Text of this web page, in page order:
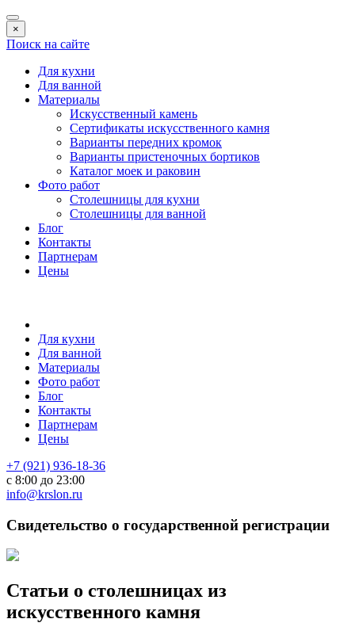
×
Поиск на сайте
Для кухни
Для ванной
Материалы
Искусственный камень
Сертификаты искусственного камня
Варианты передних кромок
Варианты пристеночных бортиков
Каталог моек и раковин
Фото работ
Столешницы для кухни
Столешницы для ванной
Блог
Контакты
Партнерам
Цены
Для кухни
Для ванной
Материалы
Фото работ
Блог
Контакты
Партнерам
Цены
+7 (921) 936-18-36
с 8:00 до 23:00
info@krslon.ru
Свидетельство о государственной регистрации
Статьи о столешницах из
искусственного камня